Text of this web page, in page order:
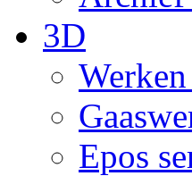
3D
Epos